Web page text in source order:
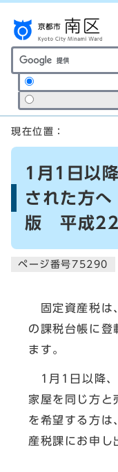
サイト内検索の範囲
ここから本文です
現在位置：
1月1日以
された方
版 平成22
ページ番号75290
固定資産税は
の課税台帳に登
ます。
1月1日以降、
家屋を同じ方と
を希望する方
産税課にお申し